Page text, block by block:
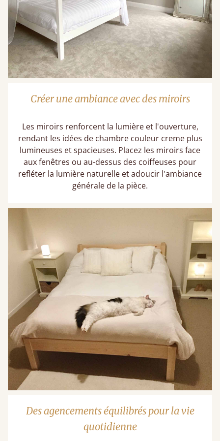
Créer une ambiance avec des miroirs
Les miroirs renforcent la lumière et l'ouverture,
rendant les idées de chambre couleur creme plus
lumineuses et spacieuses. Placez les miroirs face
aux fenêtres ou au-dessus des coiffeuses pour
refléter la lumière naturelle et adoucir l'ambiance
générale de la pièce.
Des agencements équilibrés pour la vie
quotidienne